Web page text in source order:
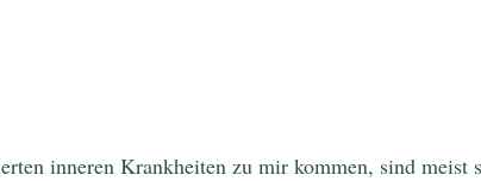
inneren Krankheiten zu mir kommen, sind